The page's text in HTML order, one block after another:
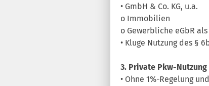
• GmbH & Co. KG, u.a.
o Immobilien
o Gewerbliche eGbR
• Kluge Nutzung des §
3. Private Pkw-Nutzung
• Ohne 1%-Regelung